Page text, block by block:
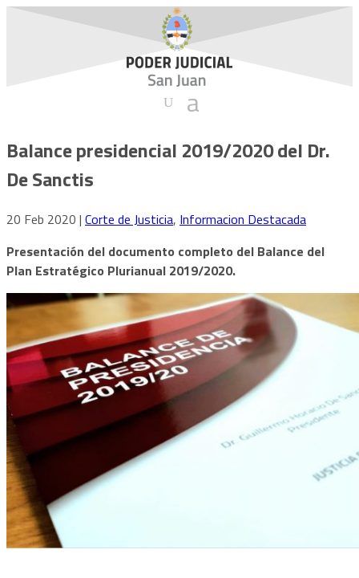
Balance presidencial 2019/2020 del Dr.
De Sanctis
20 Feb 2020 | Corte de Justicia, Informacion Destacada
Presentación del documento completo del Balance del
Plan Estratégico Plurianual 2019/2020.